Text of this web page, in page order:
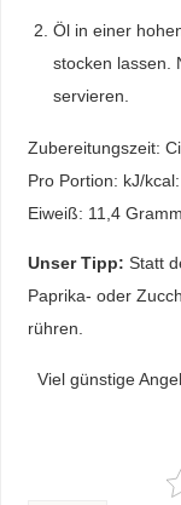
Öl in einer
stocken lassen.
servieren.
Zubereitungszeit:
Pro Portion: kJ/
Eiweiß: 11,4
Unser Tipp: Statt
Paprika- oder
rühren.
Viel günstige